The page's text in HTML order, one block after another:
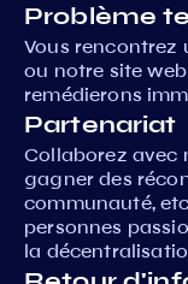
Problème
Vous rencontrez
ou notre site
remédierons
Partenariat
Collaborez avec
gagner des
communauté,
personnes
la